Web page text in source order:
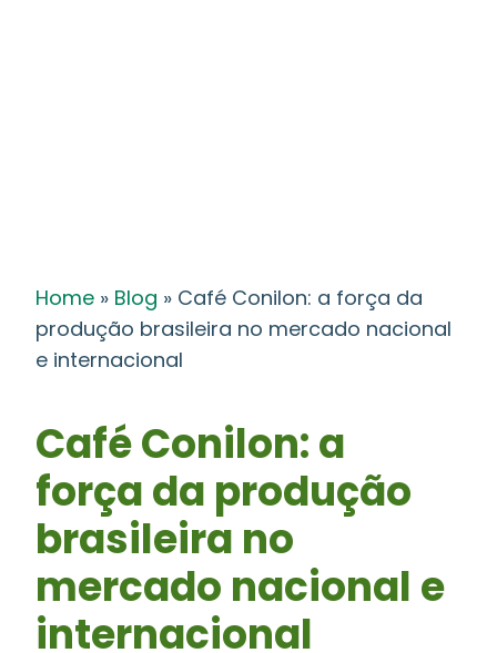
Home » Blog » Café Conilon: a força da
produção brasileira no mercado nacional
e internacional
Café Conilon: a
força da produção
brasileira no
mercado nacional e
internacional